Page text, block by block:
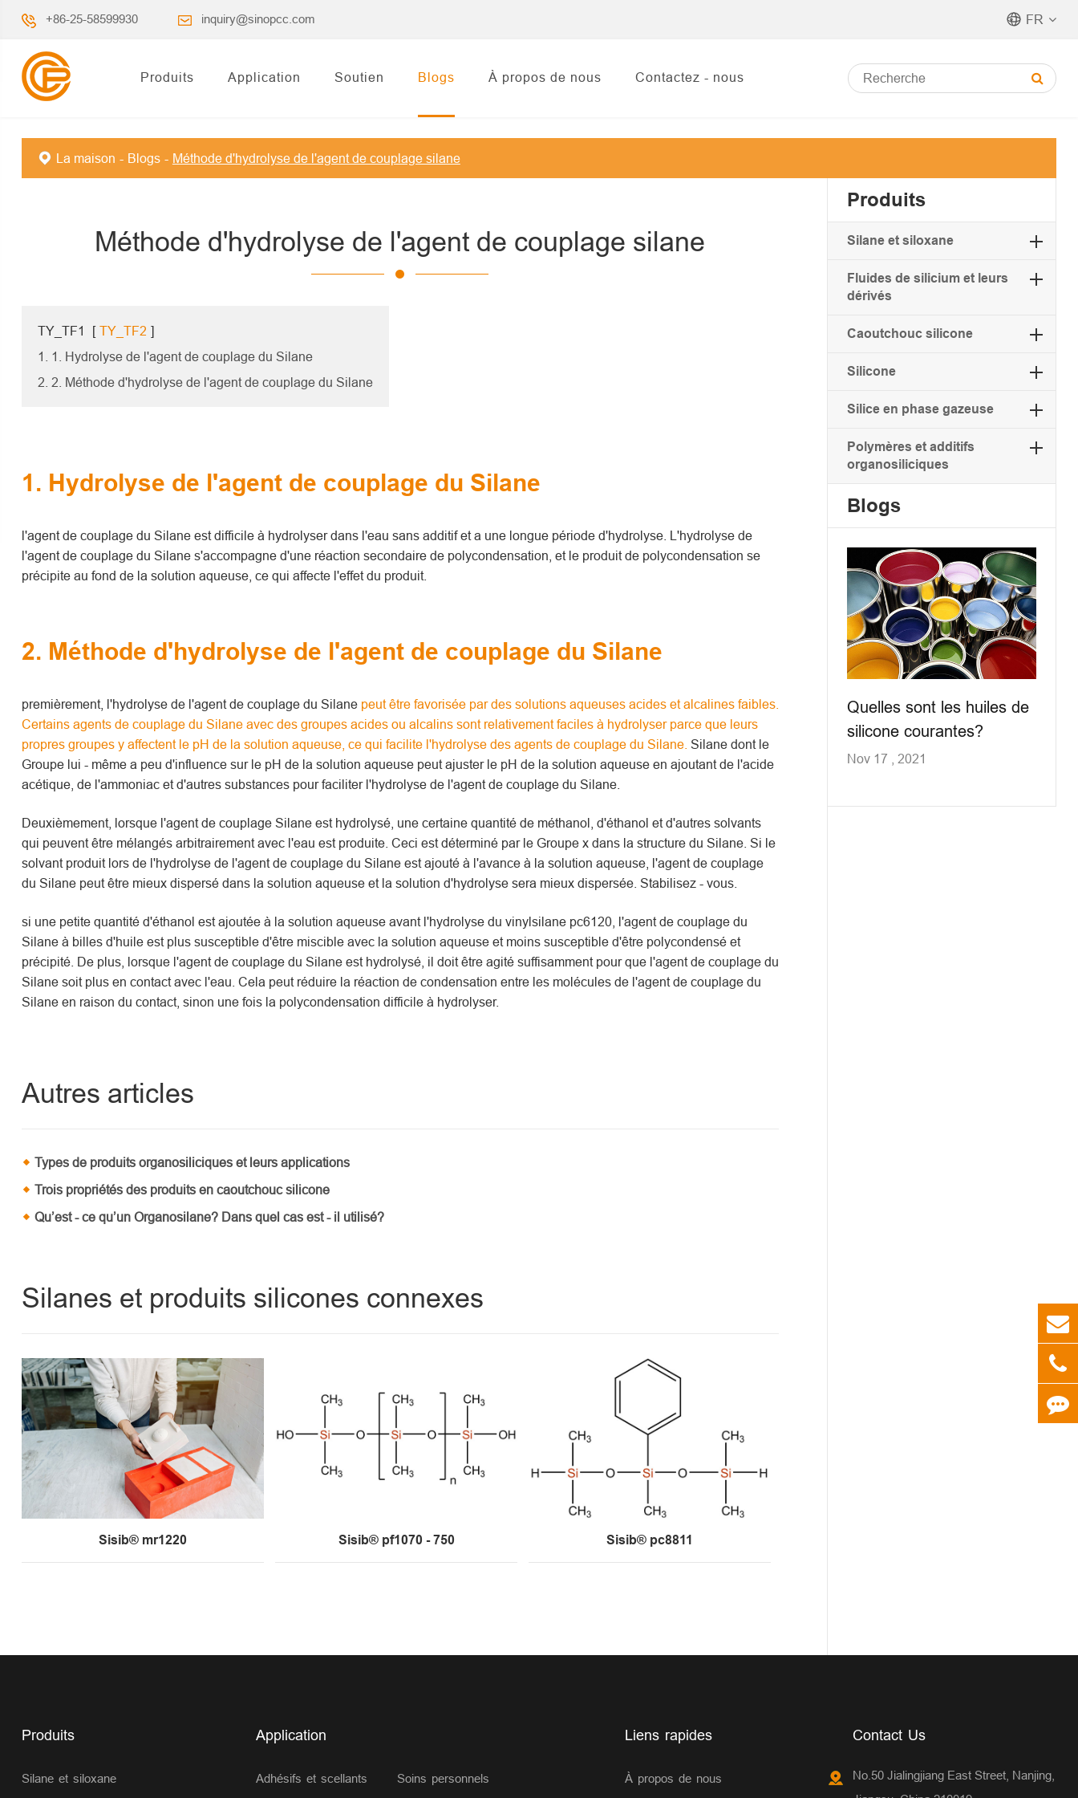
+86-25-58599930 inquiry@sinopcc.com FR
Produits Application Soutien Blogs À propos de nous Contactez - nous
La maison Blogs Méthode d'hydrolyse de l'agent de couplage silane
Méthode d'hydrolyse de l'agent de couplage silane
TY_TF1 [ TY_TF2 ]
1. 1. Hydrolyse de l'agent de couplage du Silane
2. 2. Méthode d'hydrolyse de l'agent de couplage du Silane
1. Hydrolyse de l'agent de couplage du Silane
l'agent de couplage du Silane est difficile à hydrolyser dans l'eau sans additif et a une longue période d'hydrolyse. L'hydrolyse de
l'agent de couplage du Silane s'accompagne d'une réaction secondaire de polycondensation, et le produit de polycondensation se
précipite au fond de la solution aqueuse, ce qui affecte l'effet du produit.
2. Méthode d'hydrolyse de l'agent de couplage du Silane
premièrement, l'hydrolyse de l'agent de couplage du Silane peut être favorisée par des solutions aqueuses acides et alcalines faibles.
Certains agents de couplage du Silane avec des groupes acides ou alcalins sont relativement faciles à hydrolyser parce que leurs
propres groupes y affectent le pH de la solution aqueuse, ce qui facilite l'hydrolyse des agents de couplage du Silane. Silane dont le
Groupe lui - même a peu d'influence sur le pH de la solution aqueuse peut ajuster le pH de la solution aqueuse en ajoutant de l'acide
acétique, de l'ammoniac et d'autres substances pour faciliter l'hydrolyse de l'agent de couplage du Silane.
Deuxièmement, lorsque l'agent de couplage Silane est hydrolysé, une certaine quantité de méthanol, d'éthanol et d'autres solvants
qui peuvent être mélangés arbitrairement avec l'eau est produite. Ceci est déterminé par le Groupe x dans la structure du Silane. Si le
solvant produit lors de l'hydrolyse de l'agent de couplage du Silane est ajouté à l'avance à la solution aqueuse, l'agent de couplage
du Silane peut être mieux dispersé dans la solution aqueuse et la solution d'hydrolyse sera mieux dispersée. Stabilisez - vous.
si une petite quantité d'éthanol est ajoutée à la solution aqueuse avant l'hydrolyse du vinylsilane pc6120, l'agent de couplage du
Silane à billes d'huile est plus susceptible d'être miscible avec la solution aqueuse et moins susceptible d'être polycondensé et
précipité. De plus, lorsque l'agent de couplage du Silane est hydrolysé, il doit être agité suffisamment pour que l'agent de couplage du
Silane soit plus en contact avec l'eau. Cela peut réduire la réaction de condensation entre les molécules de l'agent de couplage du
Silane en raison du contact, sinon une fois la polycondensation difficile à hydrolyser.
Autres articles
Types de produits organosiliciques et leurs applications
Trois propriétés des produits en caoutchouc silicone
Qu’est - ce qu’un Organosilane? Dans quel cas est - il utilisé?
Silanes et produits silicones connexes
Sisib® mr1220 Sisib® pf1070 - 750 Sisib® pc8811
Produits
Silane et siloxane
Fluides de silicium et leurs
dérivés
Caoutchouc silicone
Silicone
Silice en phase gazeuse
Polymères et additifs
organosiliciques
Blogs
Quelles sont les huiles de
silicone courantes?
Nov 17 , 2021
Produits
Silane et siloxane
Application
Adhésifs et scellants Soins personnels
Liens rapides
À propos de nous
Contact Us
No.50 Jialingjiang East Street, Nanjing,